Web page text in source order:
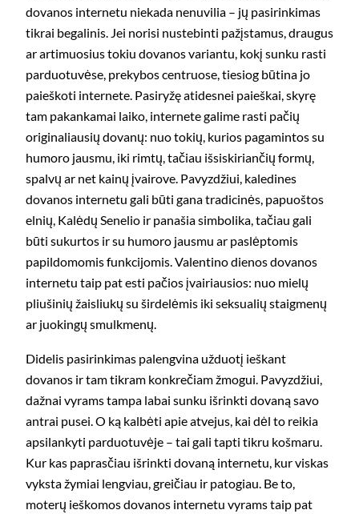
dovanos internetu niekada nenuvilia – jų pasirinkimas
tikrai begalinis. Jei norisi nustebinti pažįstamus, draugus
ar artimuosius tokiu dovanos variantu, kokį sunku rasti
parduotuvėse, prekybos centruose, tiesiog būtina jo
paieškoti internete. Pasiryžę atidesnei paieškai, skyrę
tam pakankamai laiko, internete galime rasti pačių
originaliausių dovanų: nuo tokių, kurios pagamintos su
humoro jausmu, iki rimtų, tačiau išsiskiriančių formų,
spalvų ar net kainų įvairove. Pavyzdžiui, kaledines
dovanos internetu gali būti gana tradicinės, papuoštos
elnių, Kalėdų Senelio ir panašia simbolika, tačiau gali
būti sukurtos ir su humoro jausmu ar paslėptomis
papildomomis funkcijomis. Valentino dienos dovanos
internetu taip pat esti pačios įvairiausios: nuo mielų
pliušinių žaisliukų su širdelėmis iki seksualių staigmenų
ar juokingų smulkmenų.
Didelis pasirinkimas palengvina užduotį ieškant
dovanos ir tam tikram konkrečiam žmogui. Pavyzdžiui,
dažnai vyrams tampa labai sunku išrinkti dovaną savo
antrai pusei. O ką kalbėti apie atvejus, kai dėl to reikia
apsilankyti parduotuvėje – tai gali tapti tikru košmaru.
Kur kas paprasčiau išrinkti dovaną internetu, kur viskas
vyksta žymiai lengviau, greičiau ir patogiau. Be to,
moterų ieškomos dovanos internetu vyrams taip pat